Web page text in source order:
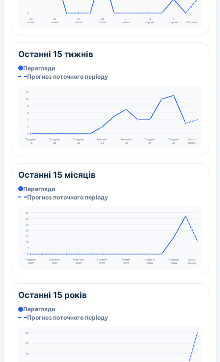
0
23
липня
25
липня
27
липня
29
липня
31
липня
2
серпня
4
серпня Сьогодні
Останні 15 тижнів
Перегляди
Прогноз поточного періоду
12
10
8
6
4
2
0
Тиждень
18
Тиждень
20
Тиждень
22
Тиждень
24
Тиждень
26
Тиждень
28
Тиждень
30
Цього
тижня
Останні 15 місяців
Перегляди
Прогноз поточного періоду
35
30
25
20
15
10
5
0
Червень
2025
Серпень
2025
Жовтень
2025
Грудень
2025
Лютий
2026
Квітень
2026
Червень
2026
Цього
місяця
Останні 15 років
Перегляди
Прогноз поточного періоду
80
60
40